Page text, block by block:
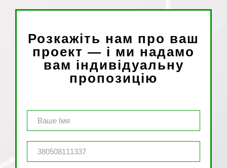
Розкажіть нам про ваш
проект — і ми надамо
вам індивідуальну
пропозицію